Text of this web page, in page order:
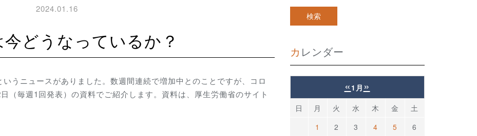
2024.01.16
今どうなっているか？
うニュースがありました。数週間連続で増加中とのことですが、コロ
（毎週1回発表）の資料でご紹介します。資料は、厚生労働省のサイト
カレンダー
« 1月 »
日 月 火 水 木 金
土
1
2 3 4 5
6